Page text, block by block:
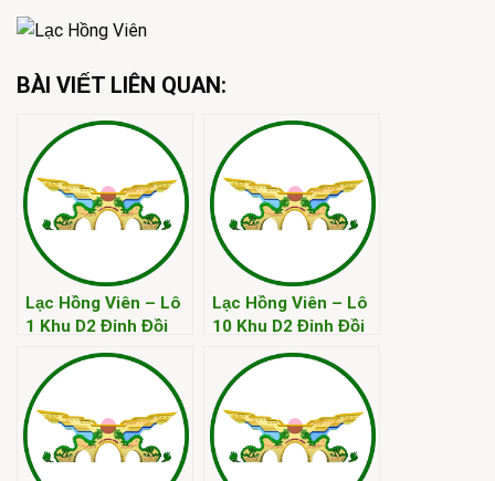
BÀI VIẾT LIÊN QUAN:
Lạc Hồng Viên – Lô
1 Khu D2 Đỉnh Đồi
Lạc Hồng Viên – Lô
10 Khu D2 Đỉnh Đồi